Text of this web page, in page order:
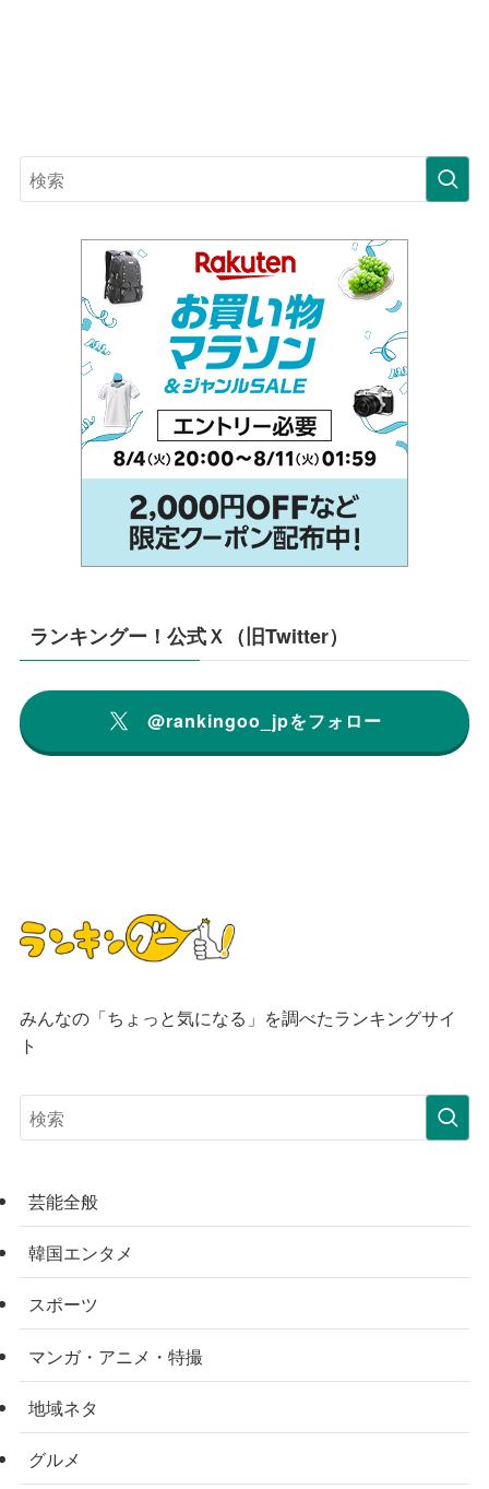
ランキングー！公式Ｘ（旧Twitter）
@rankingoo_jpをフォロー
みんなの「ちょっと気になる」を調べたランキングサイ
ト
芸能全般
韓国エンタメ
スポーツ
マンガ・アニメ・特撮
地域ネタ
グルメ